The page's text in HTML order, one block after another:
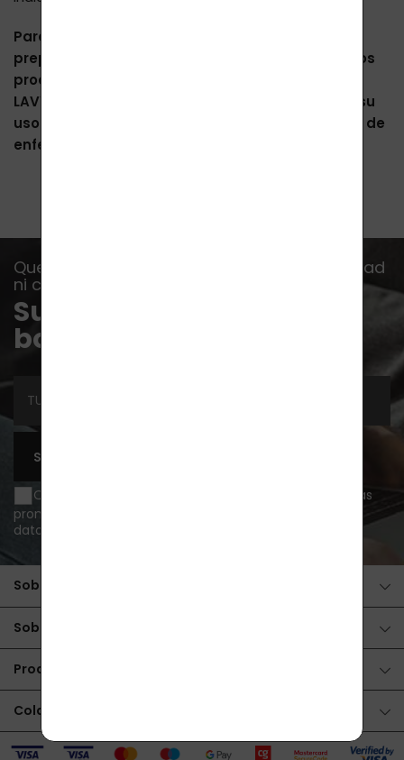
Para cumplir con la normativa de la UE sobre
preparados a base de hierbas, indicamos que los
productos presentados en las páginas de
LAVYcosmetics.com no están destinados para su
uso en el diagnóstico, tratamiento o prevención de
enfermedades.
Que no se te escape ninguna oferta, novedad
ni consejo...
Suscríbete a nuestro
boletín
SUSCRIBIRSE
Quiero recibir información sobre novedades y ofertas
promocionales por e-mail y acepto
datos personales
Sobre la compra
Sobre los productos
Productos
Colaboración